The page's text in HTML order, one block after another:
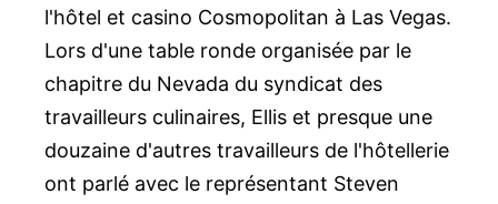
l'hôtel et casino Cosmopolitan à Las Vegas.
Lors d'une table ronde organisée par le
chapitre du Nevada du syndicat des
travailleurs culinaires, Ellis et presque une
douzaine d'autres travailleurs de l'hôtellerie
ont parlé avec le représentant Steven